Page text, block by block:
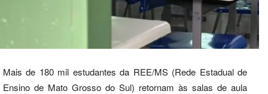
Mais de 180 mil estudantes da REE/MS (Rede Estadual de
Ensino de Mato Grosso do Sul) retornam às salas de aula